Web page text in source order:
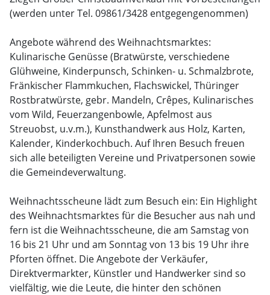
(werden unter Tel. 09861/3428 entgegengenommen)
Angebote während des Weihnachtsmarktes:
Kulinarische Genüsse (Bratwürste, verschiedene
Glühweine, Kinderpunsch, Schinken- u. Schmalzbrote,
Fränkischer Flammkuchen, Flachswickel, Thüringer
Rostbratwürste, gebr. Mandeln, Crêpes, Kulinarisches
vom Wild, Feuerzangenbowle, Apfelmost aus
Streuobst, u.v.m.), Kunsthandwerk aus Holz, Karten,
Kalender, Kinderkochbuch. Auf Ihren Besuch freuen
sich alle beteiligten Vereine und Privatpersonen sowie
die Gemeindeverwaltung.
Weihnachtsscheune lädt zum Besuch ein: Ein Highlight
des Weihnachtsmarktes für die Besucher aus nah und
fern ist die Weihnachtsscheune, die am Samstag von
16 bis 21 Uhr und am Sonntag von 13 bis 19 Uhr ihre
Pforten öffnet. Die Angebote der Verkäufer,
Direktvermarkter, Künstler und Handwerker sind so
vielfältig, wie die Leute, die hinter den schönen